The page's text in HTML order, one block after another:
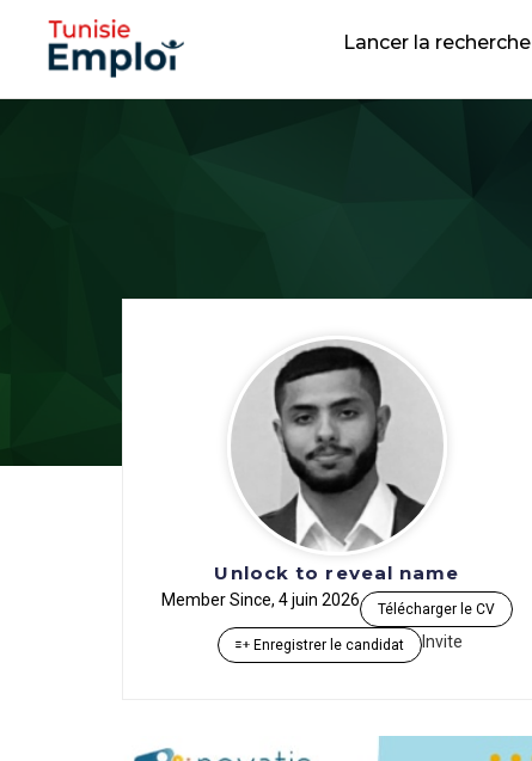
Lancer la recherche
Unlock to reveal name
Member Since, 4 juin 2026 Télécharger le CV
Enregistrer le candidat Invite